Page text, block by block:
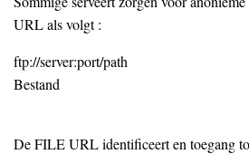
URL als volgt :
ftp://server:port/path
Bestand
De FILE URL identificeert en toegang